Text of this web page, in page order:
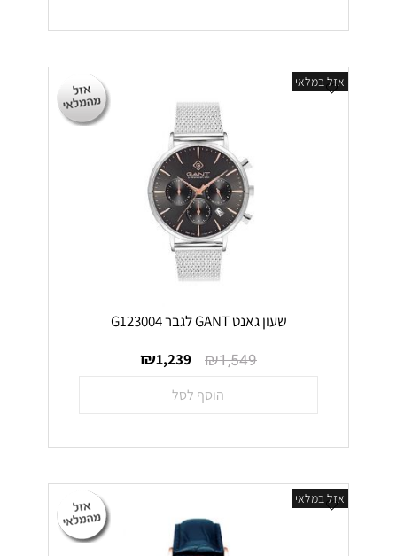
אזל במלאי
שעון גאנט GANT לגבר G123004
₪1,549
₪1,239
הוסף לסל
אזל במלאי